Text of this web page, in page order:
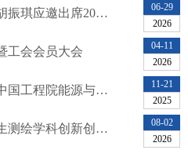
中国工程院院士、我院教授胡振琪应邀出席2026年第二期“测绘大讲堂”并作学术报告
06-29
2026
工会会员大会
04-11
2026
祝贺！我院胡振琪教授当选中国工程院能源与矿业工程学部院士
11-21
2025
我院学子在2026年全国大学生测绘学科创新创业智能大赛取得佳绩
08-02
2026